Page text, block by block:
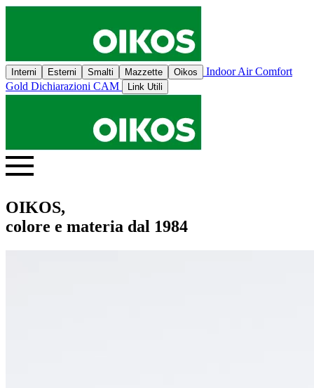
Interni Esterni Smalti Mazzette Oikos
Indoor Air Comfort
Gold Dichiarazioni CAM Link Utili
OIKOS,
colore e materia dal 1984